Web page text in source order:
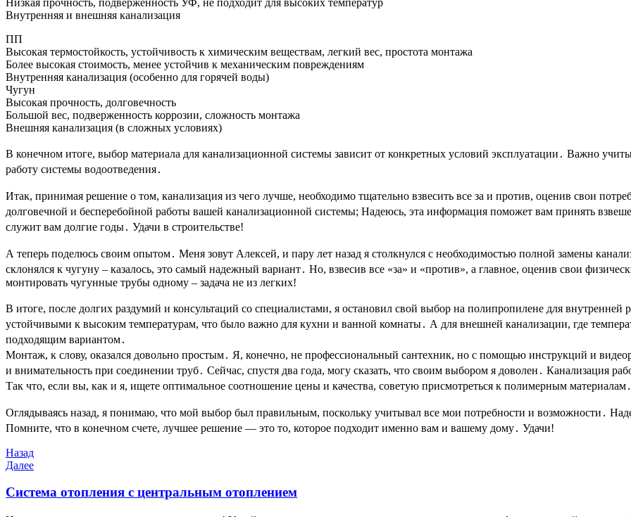
Внутренняя и внешняя канализация
ПП
Высокая термостойкость, устойчивость к химическим веществам, легкий вес, простота монтажа
Более высокая стоимость, менее устойчив к механическим повреждениям
Внутренняя канализация (особенно для горячей воды)
Чугун
Высокая прочность, долговечность
Большой вес, подверженность коррозии, сложность монтажа
Внешняя канализация (в сложных условиях)
В конечном итоге, выбор материала для канализационной системы зависит от конкретных условий эксплуатации․ Важно
работу системы водоотведения․
Итак, принимая решение о том, канализация из чего лучше, необходимо тщательно взвесить все за и против, оценив свои
долговечной и бесперебойной работы вашей канализационной системы; Надеюсь, эта информация поможет вам принять
служит вам долгие годы․ Удачи в строительстве!
А теперь поделюсь своим опытом․ Меня зовут Алексей, и пару лет назад я столкнулся с необходимостью полной замены
склонялся к чугуну – казалось, это самый надежный вариант․ Но, взвесив все «за» и «против», а главное, оценив свои
монтировать чугунные трубы одному – задача не из легких!
В итоге, после долгих раздумий и консультаций со специалистами, я остановил свой выбор на полипропилене для
устойчивыми к высоким температурам, что было важно для кухни и ванной комнаты․ А для внешней канализации, где
подходящим вариантом․
Монтаж, к слову, оказался довольно простым․ Я, конечно, не профессиональный сантехник, но с помощью инструкций и
и внимательность при соединении труб․ Сейчас, спустя два года, могу сказать, что своим выбором я доволен․ Канализация
Так что, если вы, как и я, ищете оптимальное соотношение цены и качества, советую присмотреться к полимерным материалам․
Оглядываясь назад, я понимаю, что мой выбор был правильным, поскольку учитывал все мои потребности и возможности․
Помните, что в конечном счете, лучшее решение — это то, которое подходит именно вам и вашему дому․ Удачи!
Навигация
по
записям
Предыдущая
запись
Назад
Следующая
Далее
Система отопления с центральным отоплением